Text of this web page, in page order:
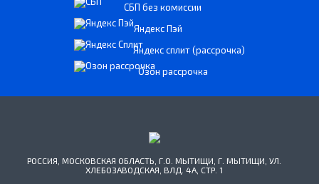
СБП без комиссии
Яндекс Пэй
Яндекс сплит (рассрочка)
Озон рассрочка
РОССИЯ, МОСКОВСКАЯ ОБЛАСТЬ, Г.О. МЫТИЩИ, Г. МЫТИЩИ, УЛ.
ХЛЕБОЗАВОДСКАЯ, ВЛД. 4А, СТР. 1